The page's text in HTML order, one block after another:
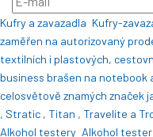
Kufry a zavazadla Kufry-
zaměřen na autorizovaný
textilních i plastových,
business brašen na notebook
celosvětově znamých značek
, Stratic , Titan , Travelite a
Alkohol testery Alkohol